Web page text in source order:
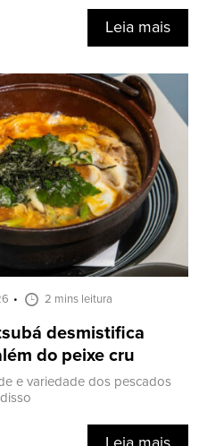
Leia mais
2 mins leitura
desmistifica
do peixe cru
e variedade dos pescados